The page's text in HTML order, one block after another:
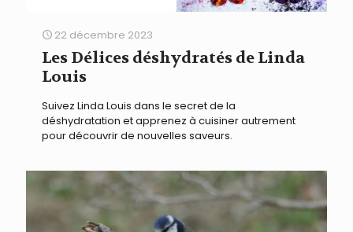
22 décembre 2023
Les Délices déshydratés de Linda
Louis
Suivez Linda Louis dans le secret de la
déshydratation et apprenez à cuisiner autrement
pour découvrir de nouvelles saveurs.